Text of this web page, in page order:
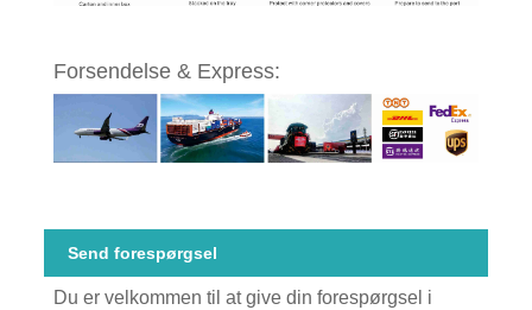
Forsendelse & Express:
Send forespørgsel
Du er velkommen til at give din forespørgsel i